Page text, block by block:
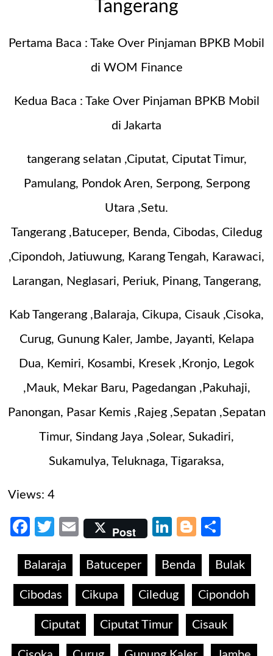
Tangerang
Pertama Baca : Take Over Pinjaman BPKB Mobil
di WOM Finance
Kedua Baca : Take Over Pinjaman BPKB Mobil
di Jakarta
tangerang selatan ,Ciputat, Ciputat Timur,
Pamulang, Pondok Aren, Serpong, Serpong
Utara ,Setu.
Tangerang ,Batuceper, Benda, Cibodas, Ciledug
,Cipondoh, Jatiuwung, Karang Tengah, Karawaci,
Larangan, Neglasari, Periuk, Pinang, Tangerang,
Kab Tangerang ,Balaraja, Cikupa, Cisauk ,Cisoka,
Curug, Gunung Kaler, Jambe, Jayanti, Kelapa
Dua, Kemiri, Kosambi, Kresek ,Kronjo, Legok
,Mauk, Mekar Baru, Pagedangan ,Pakuhaji,
Panongan, Pasar Kemis ,Rajeg ,Sepatan ,Sepatan
Timur, Sindang Jaya ,Solear, Sukadiri,
Sukamulya, Teluknaga, Tigaraksa,
Views: 4
Facebook
Twitter
EmailPost LinkedIn
Blogger
Balaraja Batuceper Benda Bulak
Cibodas Cikupa Ciledug Cipondoh
Ciputat Ciputat Timur Cisauk